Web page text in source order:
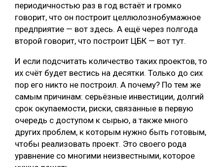
периодичностью раз в год встаёт и громко
говорит, что он построит целлюлознобумажное
предприятие — вот здесь. А ещё через полгода
второй говорит, что построит ЦБК — вот тут.
И если подсчитать количество таких проектов, то
их счёт будет вестись на десятки. Только до сих
пор его никто не построил. А почему? По тем же
самым причинам: серьёзные инвестиции, долгий
срок окупаемости, риски, связанные в первую
очередь с доступом к сырью, а также много
других проблем, к которым нужно быть готовым,
чтобы реализовать проект. Это своего рода
уравнение со многими неизвестными, которое